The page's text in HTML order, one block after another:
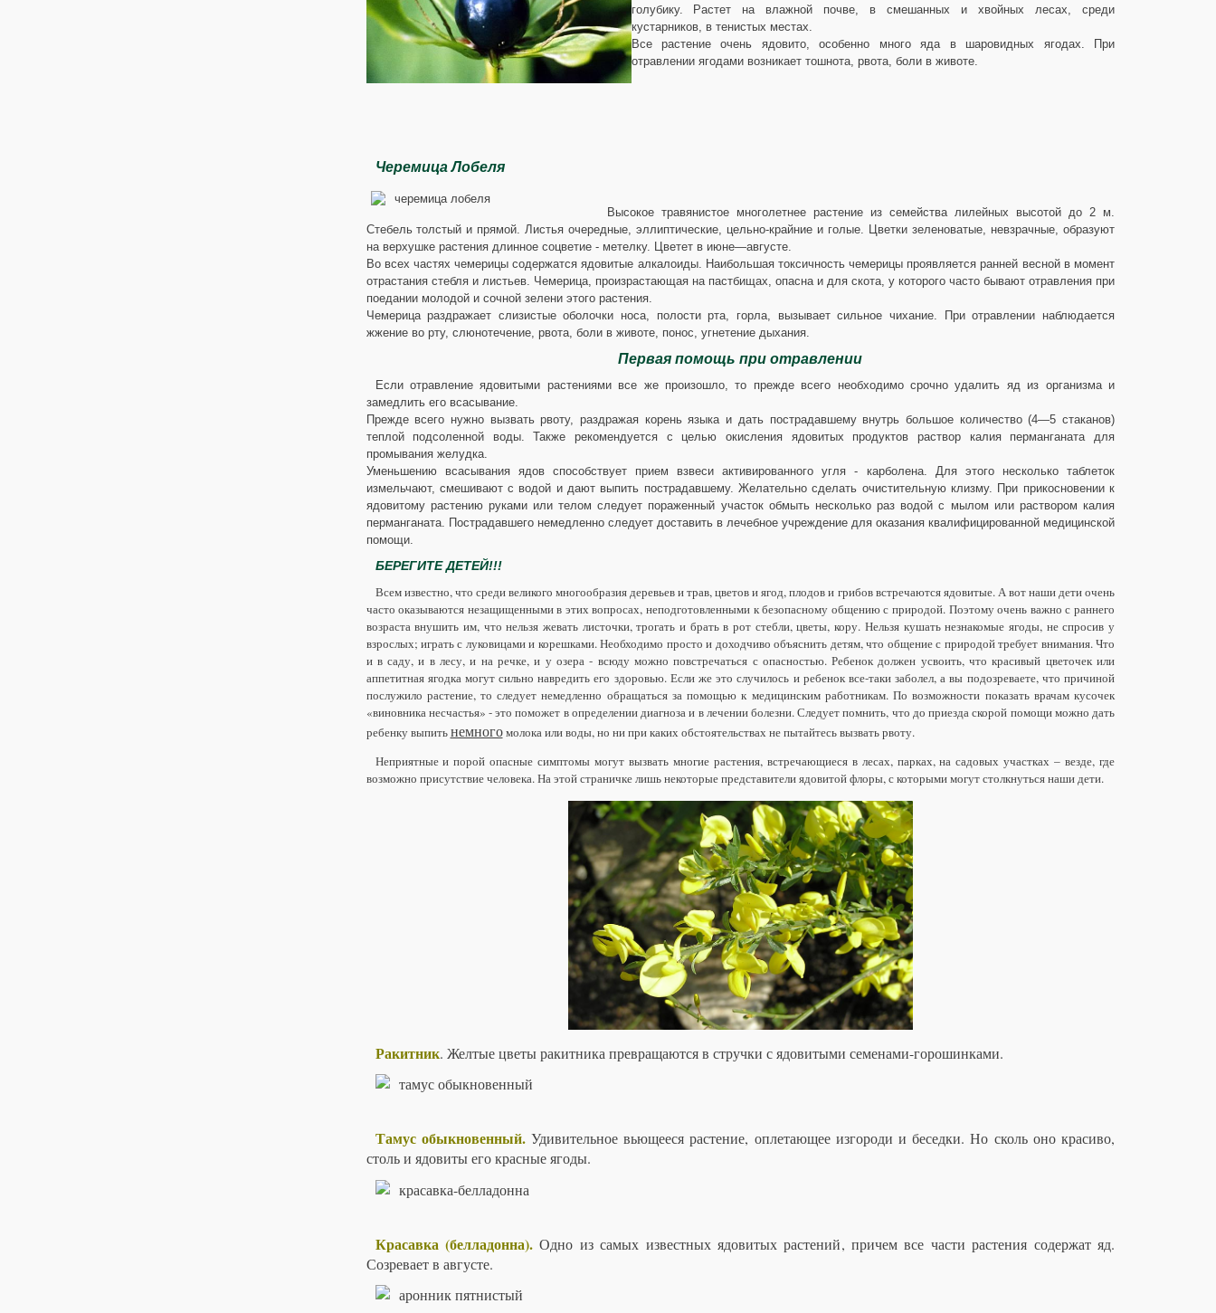
голубику. Растет на влажной почве, в смешанных и хвойных лесах, среди
кустарников, в тенистых местах.
Все растение очень ядовито, особенно много яда в шаровидных ягодах. При
отравлении ягодами возникает тошнота, рвота, боли в животе.
Черемица Лобеля
Высокое травянистое многолетнее растение из семейства лилейных высотой до 2 м.
Стебель толстый и прямой. Листья очередные, эллиптические, цельно-крайние и голые. Цветки зеленоватые, невзрачные, образуют
на верхушке растения длинное соцветие - метелку. Цветет в июне—августе.
Во всех частях чемерицы содержатся ядовитые алкалоиды. Наибольшая токсичность чемерицы проявляется ранней весной в момент
отрастания стебля и листьев. Чемерица, произрастающая на пастбищах, опасна и для скота, у которого часто бывают отравления при
поедании молодой и сочной зелени этого растения.
Чемерица раздражает слизистые оболочки носа, полости рта, горла, вызывает сильное чихание. При отравлении наблюдается
жжение во рту, слюнотечение, рвота, боли в животе, понос, угнетение дыхания.
Первая помощь при отравлении
Если отравление ядовитыми растениями все же произошло, то прежде всего необходимо срочно удалить яд из организма и
замедлить его всасывание.
Прежде всего нужно вызвать рвоту, раздражая корень языка и дать пострадавшему внутрь большое количество (4—5 стаканов)
теплой подсоленной воды. Также рекомендуется с целью окисления ядовитых продуктов раствор калия перманганата для
промывания желудка.
Уменьшению всасывания ядов способствует прием взвеси активированного угля - карболена. Для этого несколько таблеток
измельчают, смешивают с водой и дают выпить пострадавшему. Желательно сделать очистительную клизму. При прикосновении к
ядовитому растению руками или телом следует пораженный участок обмыть несколько раз водой с мылом или раствором калия
перманганата. Пострадавшего немедленно следует доставить в лечебное учреждение для оказания квалифицированной медицинской
помощи.
БЕРЕГИТЕ ДЕТЕЙ!!!
Всем известно, что среди великого многообразия деревьев и трав, цветов и ягод, плодов и грибов встречаютсяядовитые. А вот нашидетиочень
часто оказываются незащищенными в этих вопросах, неподготовленными к безопасному общению с природой. Поэтому очень важно с раннего
возраста внушить им, что нельзя жевать листочки, трогать и брать в рот стебли, цветы, кору. Нельзя кушатьнезнакомые ягоды, не спросив у
взрослых; играть с луковицами и корешками. Необходимо просто и доходчиво объяснить детям, что общение с природой требует внимания. Что
и в саду, и в лесу, и на речке, и у озера - всюду можно повстречаться с опасностью. Ребенок должен усвоить, что красивый цветочек или
аппетитная ягодкамогут сильно навредить его здоровью. Если же это случилось и ребенок все-такизаболел, а вы подозреваете, что причиной
послужило растение, то следует немедленно обращаться за помощью к медицинским работникам. По возможности показать врачам кусочек
«виновника несчастья» - это поможет в определении диагноза и в леченииболезни. Следует помнить, что до приезда скорой помощи можно дать
ребенку выпитьнемногомолока или воды, но ни при каких обстоятельствах не пытайтесь вызвать рвоту.
Неприятные и поройопасные симптомы могут вызвать многие растения, встречающиеся в лесах, парках, на садовых участках – везде, где
возможно присутствие человека. На этой страничке лишь некоторые представителиядовитойфлоры, с которыми могут столкнуться наши дети.
Ракитник. Желтые цветы ракитника превращаются в стручки с ядовитыми семенами-горошинками.
Тамус обыкновенный.Удивительное вьющееся растение, оплетающее изгороди и беседки. Но сколь оно красиво,
столь и ядовиты его красныеягоды.
Красавка (белладонна).Одно из самых известныхядовитых растений, причем все части растения содержат яд.
Созревает в августе.